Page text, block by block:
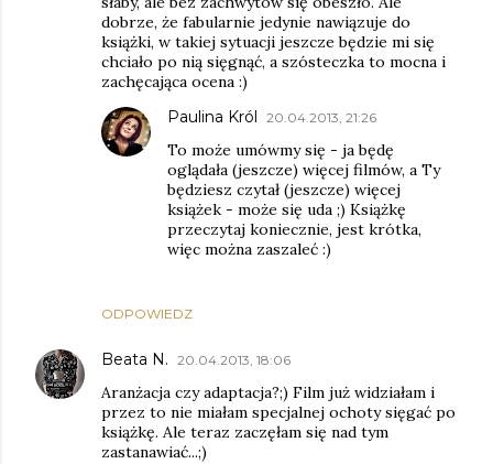
dobrze, że fabularnie jedynie nawiązuje do
książki, w takiej sytuacji jeszcze będzie mi się
chciało po nią sięgnąć, a szósteczka to mocna i
zachęcająca ocena :)
ODPOWIEDZ
Paulina Król 20.04.2013, 21:26
To może umówmy się - ja będę
oglądała (jeszcze) więcej filmów, a Ty
będziesz czytał (jeszcze) więcej
książek - może się uda ;) Książkę
przeczytaj koniecznie, jest krótka,
więc można zaszaleć :)
Beata N. 20.04.2013, 18:06
Aranżacja czy adaptacja?;) Film już widziałam i
przez to nie miałam specjalnej ochoty sięgać po
książkę. Ale teraz zaczęłam się nad tym
zastanawiać...;)